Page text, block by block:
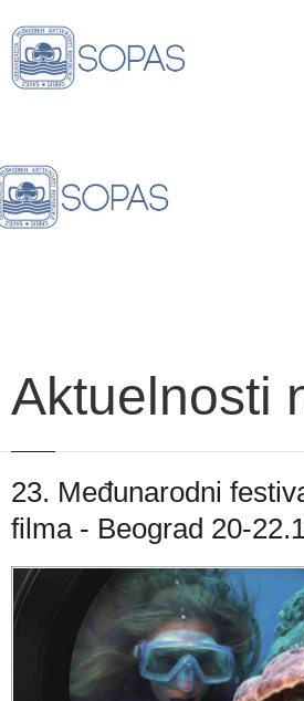
Aktuelnosti
23. Međunarodni
filma - Beograd 20-